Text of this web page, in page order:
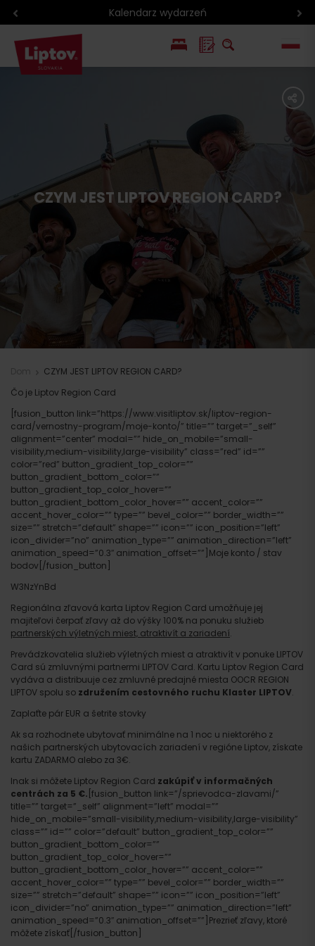
Kalendarz wydarzeń
SK
share
CZYM JEST LIPTOV REGION CARD?
CZYM JEST LIPTOV REGION CARD?
Čo je Liptov Region Card
[fusion_button link=”https://www.visitliptov.sk/liptov-region-
card/vernostny-program/moje-konto/” title=”” target=”_self”
alignment=”center” modal=”” hide_on_mobile=”small-
visibility,medium-visibility,large-visibility” class=”red” id=””
color=”red” button_gradient_top_color=””
button_gradient_bottom_color=””
button_gradient_top_color_hover=””
button_gradient_bottom_color_hover=”” accent_color=””
accent_hover_color=”” type=”” bevel_color=”” border_width=””
size=”” stretch=”default” shape=”” icon=”” icon_position=”left”
icon_divider=”no” animation_type=”” animation_direction=”left”
animation_speed=”0.3″ animation_offset=””]Moje konto / stav
bodov[/fusion_button]
W3NzYnBd
Regionálna zľavová karta Liptov Region Card umožňuje jej
majiteľovi čerpať zľavy až do výšky 100% na ponuku služieb
partnerských výletných miest, atraktivít a zariadení.
Prevádzkovatelia služieb výletných miest a atraktivít v ponuke LIPTOV
Card sú zmluvnými partnermi LIPTOV Card. Kartu Liptov Region Card
vydáva a distribuuje cez zmluvné predajné miesta OOCR REGION
LIPTOV spolu so združením cestovného ruchu Klaster LIPTOV.
Zaplaťte pár EUR a šetrite stovky
Ak sa rozhodnete ubytovať minimálne na 1 noc u niektorého z
našich partnerských ubytovacích zariadení v regióne Liptov, získate
kartu ZADARMO alebo za 3€.
Inak si môžete Liptov Region Card zakúpiť v informačných
centrách za 5 €. [fusion_button link=”/sprievodca-zlavami/”
title=”” target=”_self” alignment=”left” modal=””
hide_on_mobile=”small-visibility,medium-visibility,large-visibility”
class=”” id=”” color=”default” button_gradient_top_color=””
button_gradient_bottom_color=””
button_gradient_top_color_hover=””
button_gradient_bottom_color_hover=”” accent_color=””
accent_hover_color=”” type=”” bevel_color=”” border_width=””
size=”” stretch=”default” shape=”” icon=”” icon_position=”left”
icon_divider=”no” animation_type=”” animation_direction=”left”
animation_speed=”0.3″ animation_offset=””]Prezrieť zľavy, ktoré
môžete získať[/fusion_button]